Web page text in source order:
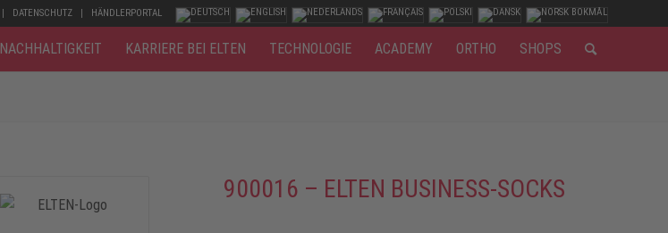
DATENSCHUTZ HÄNDLERPORTAL
NACHHALTIGKEIT KARRIERE BEI ELTEN TECHNOLOGIE ACADEMY ORTHO SHOPS
900016 – ELTEN BUSINESS-SOCKS